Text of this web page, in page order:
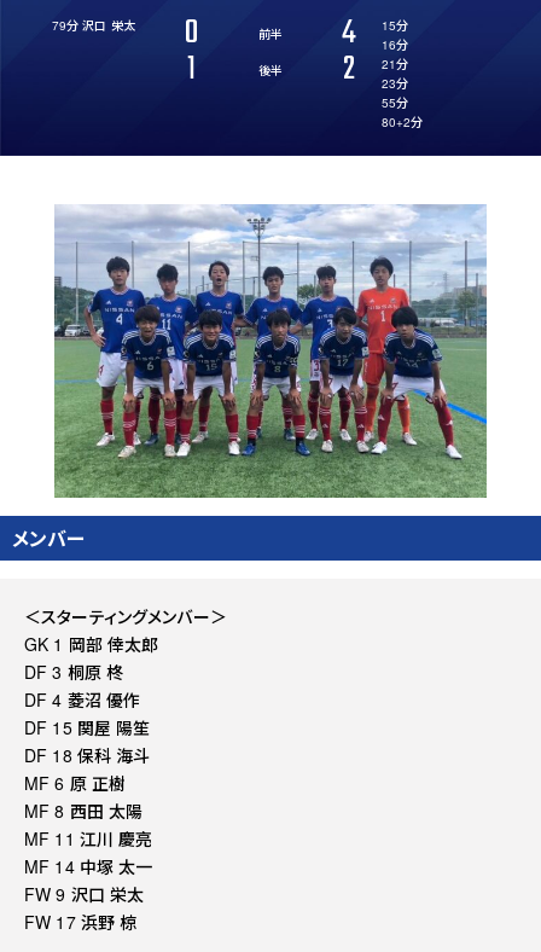
79分 沢口 栄太 0 前半 4
1 後半 2
15分
16分
21分
23分
55分
80+2分
メンバー
＜スターティングメンバー＞
GK 1 岡部 倖太郎
DF 3 桐原 柊
DF 4 菱沼 優作
DF 15 関屋 陽笙
DF 18 保科 海斗
MF 6 原 正樹
MF 8 西田 太陽
MF 11 江川 慶亮
MF 14 中塚 太一
FW 9 沢口 栄太
FW 17 浜野 椋